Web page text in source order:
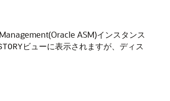
ASM)インスタンス
ビューに表示されますが、ディス